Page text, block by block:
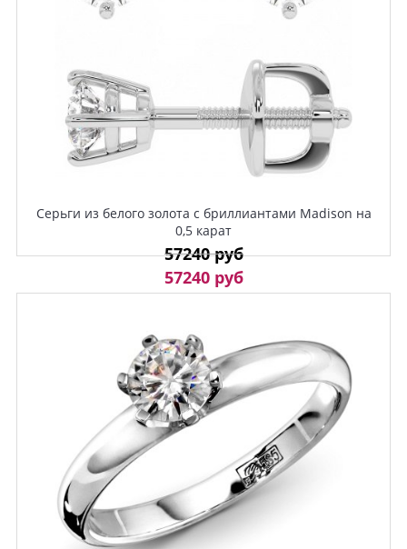
Серьги из белого золота с бриллиантами Madison на
0,5 карат
57240 руб
57240 руб